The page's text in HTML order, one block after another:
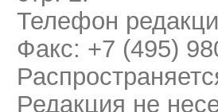
Телефон
Факс: +7 (495)
Редакция не